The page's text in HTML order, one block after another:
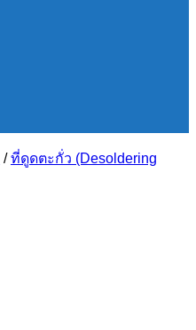
/ ที่ดูดตะกั่ว (Desoldering